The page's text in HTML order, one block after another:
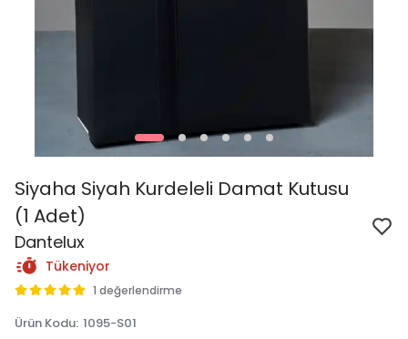
Siyaha Siyah Kurdeleli Damat Kutusu
(1 Adet)
Dantelux
Tükeniyor
1 değerlendirme
Ürün Kodu: 1095-S01